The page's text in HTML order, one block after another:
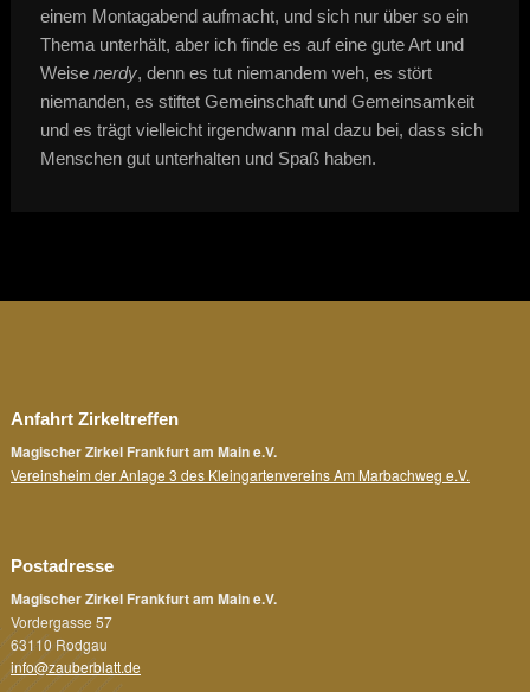
einem Montagabend aufmacht, und sich nur über so ein
Thema unterhält, aber ich finde es auf eine gute Art und
Weise nerdy, denn es tut niemandem weh, es stört
niemanden, es stiftet Gemeinschaft und Gemeinsamkeit
und es trägt vielleicht irgendwann mal dazu bei, dass sich
Menschen gut unterhalten und Spaß haben.
Anfahrt Zirkeltreffen
Magischer Zirkel Frankfurt am Main e.V.
Vereinsheim der Anlage 3 des Kleingartenvereins Am Marbachweg e.V.
Postadresse
Magischer Zirkel Frankfurt am Main e.V.
Vordergasse 57
63110 Rodgau
info@zauberblatt.de